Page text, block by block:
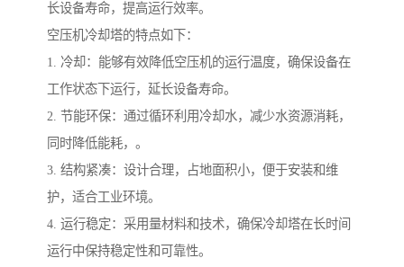
长设备寿命，提高运行效率。
空压机冷却塔的特点如下：
1. 冷却：能够有效降低空压机的运行温度，确保设备在
工作状态下运行，延长设备寿命。
2. 节能环保：通过循环利用冷却水，减少水资源消耗，
同时降低能耗，。
3. 结构紧凑：设计合理，占地面积小，便于安装和维
护，适合工业环境。
4. 运行稳定：采用量材料和技术，确保冷却塔在长时间
运行中保持稳定性和可靠性。